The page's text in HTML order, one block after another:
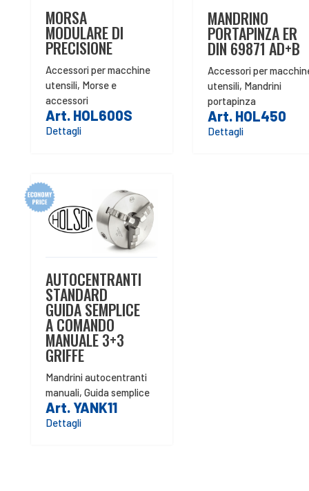
MORSA
MODULARE DI
PRECISIONE
Accessori per macchine
utensili, Morse e
accessori
Art. HOL600S
Dettagli
MANDRINO
PORTAPINZA ER
DIN 69871 AD+B
Accessori per
utensili, Mandrini
portapinza
Art. HOL450
Dettagli
AUTOCENTRANTI
STANDARD
GUIDA SEMPLICE
A COMANDO
MANUALE 3+3
GRIFFE
Mandrini autocentranti
manuali, Guida semplice
Art. YANK11
Dettagli